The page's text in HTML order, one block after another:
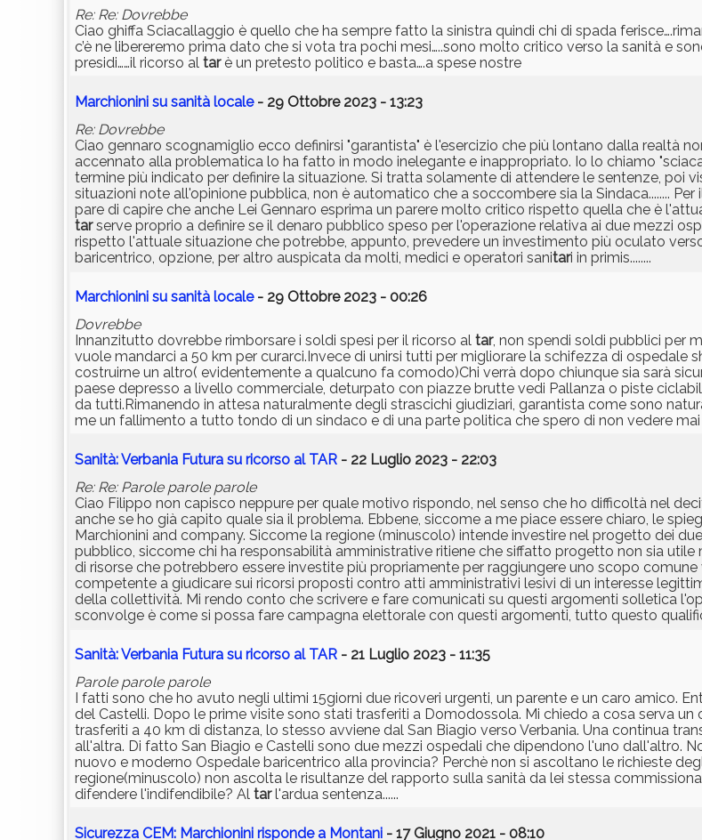
Re: Re: Dovrebbe
Ciao ghiffa Sciacallaggio è quello che ha sempre fatto la sinistra quindi chi di spada
c’è ne libereremo prima dato che si vota tra pochi mesi…..sono molto critico verso la sanità e
presidi……il ricorso al tarè un pretesto politico e basta….a spese nostre
Marchionini su sanità locale- 29 Ottobre 2023 - 13:23
Re: Dovrebbe
Ciao gennaro scognamiglio ecco definirsi "garantista" è l'esercizio che più lontano dalla realtà
accennato alla problematica lo ha fatto in modo inelegante e inappropriato. Io lo chiamo
termine più indicato per definire la situazione. Si tratta solamente di attendere le sentenze, poi
situazioni note all'opinione pubblica, non è automatico che a soccombere sia la Sindaca........
pare di capire che anche Lei Gennaro esprima un parere molto critico rispetto quella che è
tarserve proprio a definire se il denaro pubblico speso per l'operazione relativa ai due mezzi
rispetto l'attuale situazione che potrebbe, appunto, prevedere un investimento più oculato
baricentrico, opzione, per altro auspicata da molti, medici e operatori sanitari in primis........
Marchionini su sanità locale- 29 Ottobre 2023 - 00:26
Dovrebbe
Innanzitutto dovrebbe rimborsare i soldi spesi per il ricorso al tar, non spendi soldi pubblici per
vuole mandarci a 50 km per curarci.Invece di unirsi tutti per migliorare la schifezza di ospedale
costruirne un altro( evidentemente a qualcuno fa comodo)Chi verrà dopo chiunque sia sarà
paese depresso a livello commerciale, deturpato con piazze brutte vedi Pallanza o piste
da tutti.Rimanendo in attesa naturalmente degli strascichi giudiziari, garantista come sono
me un fallimento a tutto tondo di un sindaco e di una parte politica che spero di non vedere
Sanità: Verbania Futura su ricorso al TAR - 22 Luglio 2023 - 22:03
Re: Re: Parole parole parole
Ciao Filippo non capisco neppure per quale motivo rispondo, nel senso che ho difficoltà nel
anche se ho già capito quale sia il problema. Ebbene, siccome a me piace essere chiaro, le
Marchionini and company. Siccome la regione (minuscolo) intende investire nel progetto dei
pubblico, siccome chi ha responsabilità amministrative ritiene che siffatto progetto non sia
di risorse che potrebbero essere investite più propriamente per raggiungere uno scopo
competente a giudicare sui ricorsi proposti contro atti amministrativi lesivi di un interesse
della collettività. Mi rendo conto che scrivere e fare comunicati su questi argomenti solletica
sconvolge è come si possa fare campagna elettorale con questi argomenti, tutto questo
Sanità: Verbania Futura su ricorso al TAR - 21 Luglio 2023 - 11:35
Parole parole parole
I fatti sono che ho avuto negli ultimi 15giorni due ricoveri urgenti, un parente e un caro amico.
del Castelli. Dopo le prime visite sono stati trasferiti a Domodossola. Mi chiedo a cosa serva
trasferiti a 40 km di distanza, lo stesso avviene dal San Biagio verso Verbania. Una continua
all'altra. Di fatto San Biagio e Castelli sono due mezzi ospedali che dipendono l'uno dall'altro.
nuovo e moderno Ospedale baricentrico alla provincia? Perchè non si ascoltano le richieste
regione(minuscolo) non ascolta le risultanze del rapporto sulla sanità da lei stessa
difendere l'indifendibile? Al tarl'ardua sentenza......
Sicurezza CEM: Marchionini risponde a Montani - 17 Giugno 2021 - 08:10